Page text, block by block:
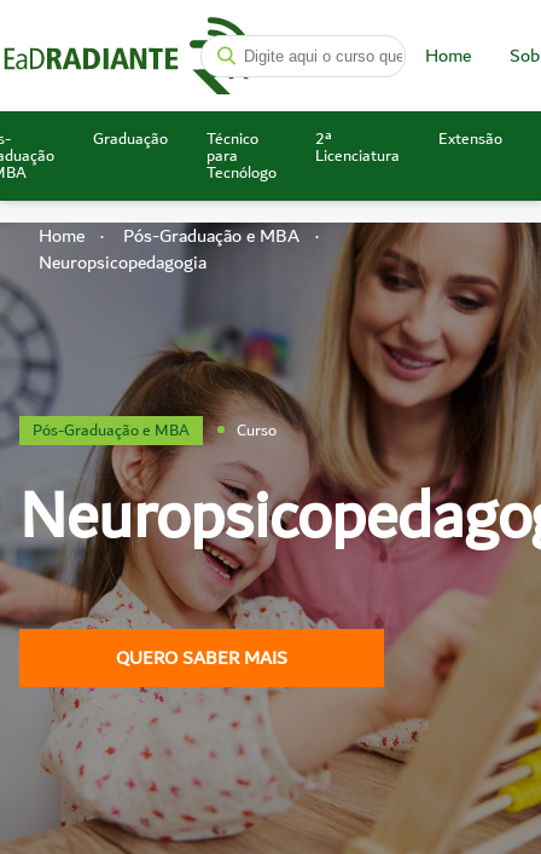
Home
Graduação Técnico
para
Tecnólogo
2ª
Licenciatura
Extensão
Home
Pós-Graduação e MBA
Neuropsicopedagogia
Pós-Graduação e MBA Curso
QUERO SABER MAIS